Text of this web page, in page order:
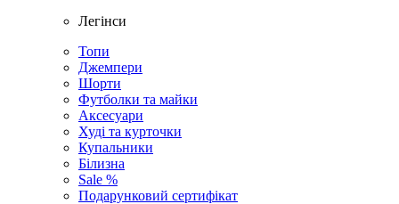
Легінси
Топи
Джемпери
Шорти
Футболки та майки
Аксесуари
Худі та курточки
Купальники
Білизна
Sale %
Подарунковий сертифікат